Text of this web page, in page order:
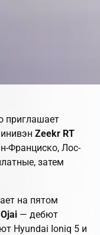
приглашает
Zeekr RT
Франциско, Лос-
затем
на пятом
Ojai — дебют
Hyundai Ioniq 5 и